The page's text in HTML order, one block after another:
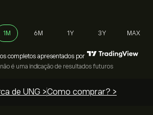
1M 6M 1Y 3Y MAX
completos apresentados por
é uma indicação de resultados futuros
de UNG >Como comprar? >